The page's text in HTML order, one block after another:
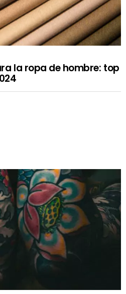
la ropa de hombre: top